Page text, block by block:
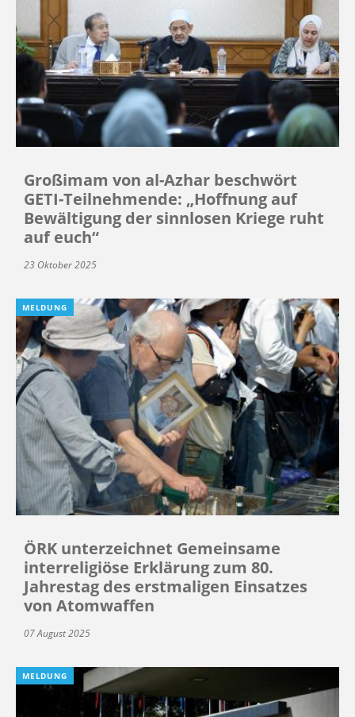
Großimam von al-Azhar beschwört
GETI-Teilnehmende: „Hoffnung auf
Bewältigung der sinnlosen Kriege ruht
auf euch“
23 Oktober 2025
MELDUNG
ÖRK unterzeichnet Gemeinsame
interreligiöse Erklärung zum 80.
Jahrestag des erstmaligen Einsatzes
von Atomwaffen
07 August 2025
MELDUNG